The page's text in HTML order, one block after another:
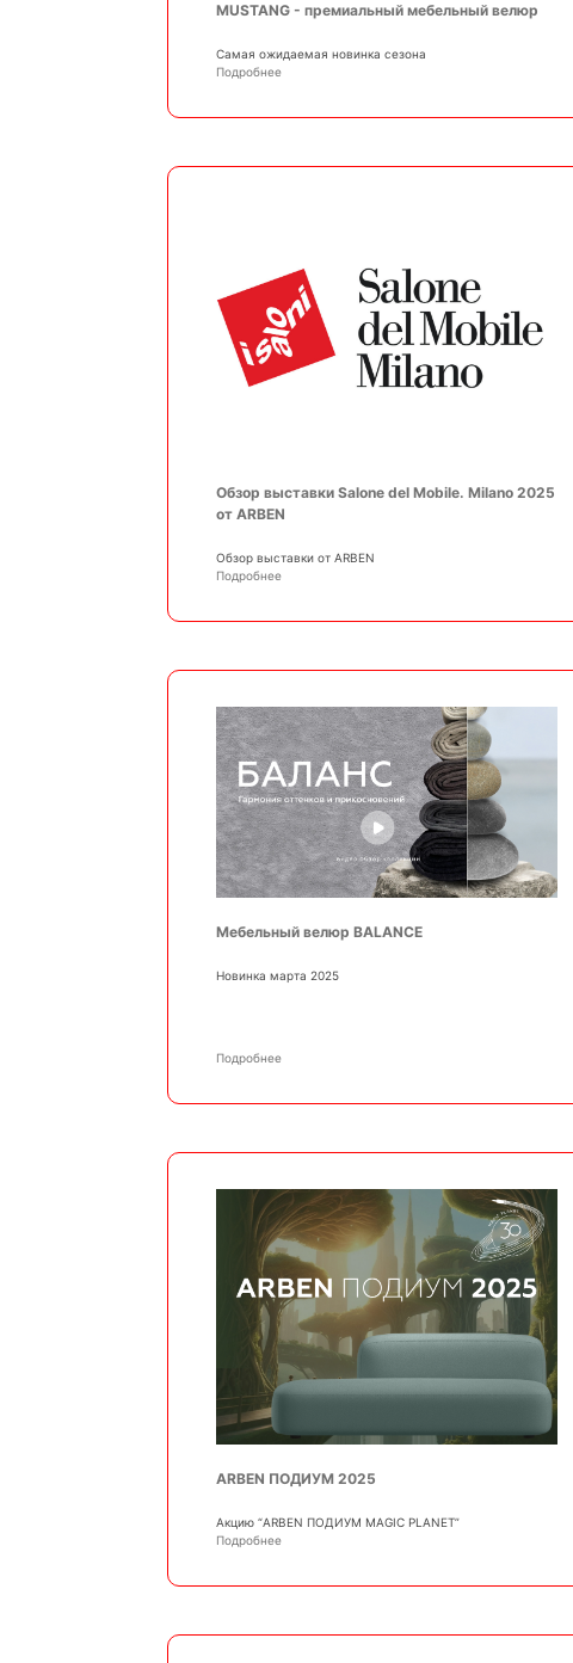
MUSTANG - премиальный мебельный велюр
Самая ожидаемая новинка сезона
Подробнее
Обзор выставки Salone del Mobile. Milano 2025
от ARBEN
Обзор выставки от ARBEN
Подробнее
Мебельный велюр BALANCE
Новинка марта 2025
Подробнее
ARBEN ПОДИУМ 2025
Акцию “ARBEN ПОДИУМ MAGIC PLANET”
Подробнее